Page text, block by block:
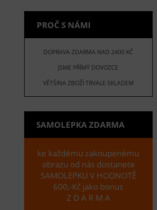
PROČ S NÁMI
DOPRAVA ZDARMA NAD 2400 KČ
JSME PŘÍMÝ DOVOZCE
VĚTŠINA ZBOŽÍ TRVALE SKLADEM
SAMOLEPKA ZDARMA
ke každému zakoupenému
obrazu od nás dostanete
SAMOLEPKU V HODNOTĚ
600,-Kč jako bonus
Z D A R M A